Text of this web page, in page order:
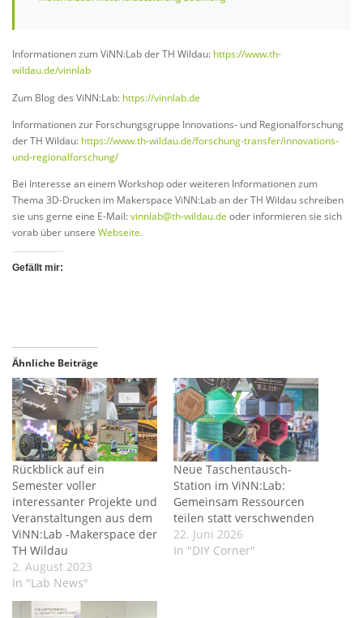
Informationen zum ViNN:Lab der TH Wildau: https://www.th-
wildau.de/vinnlab
Zum Blog des ViNN:Lab: https://vinnlab.de
Informationen zur Forschungsgruppe Innovations- und Regionalforschung
der TH Wildau: https://www.th-wildau.de/forschung-transfer/innovations-
und-regionalforschung/
Bei Interesse an einem Workshop oder weiteren Informationen zum
Thema 3D-Drucken im Makerspace ViNN:Lab an der TH Wildau schreiben
sie uns gerne eine E-Mail:vinnlab@th-wildau.de oder informieren sie sich
vorab über unsere Webseite.
Gefällt mir:
Ähnliche Beiträge
Rückblick auf ein
Semester voller
interessanter Projekte und
Veranstaltungen aus dem
ViNN:Lab -Makerspace der
TH Wildau
2. August 2023
In "Lab News"
Neue Taschentausch-
Station im ViNN:Lab:
Gemeinsam Ressourcen
teilen statt verschwenden
22. Juni 2026
In "DIY Corner"